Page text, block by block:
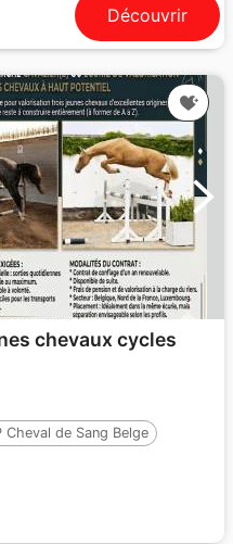
Découvrir
chevaux cycles
Cheval de Sang Belge